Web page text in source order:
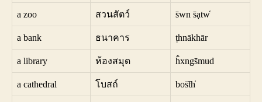
a zoo สวนสัตว์ s̄wn s̄ạtw̒
a bank ธนาคาร ṭhnākhār
a library ห้องสมุด h̄̂xngs̄mud
a cathedral โบสถ์ bos̄t̄h̒